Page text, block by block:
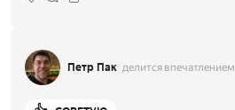
Петр Пак делится впечатлением